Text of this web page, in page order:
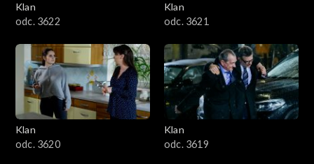
Klan
odc. 3622
Klan
odc. 3621
Klan
odc. 3620
Klan
odc. 3619